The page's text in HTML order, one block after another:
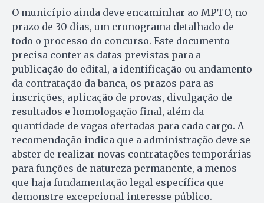
O município ainda deve encaminhar ao MPTO, no
prazo de 30 dias, um cronograma detalhado de
todo o processo do concurso. Este documento
precisa conter as datas previstas para a
publicação do edital, a identificação ou andamento
da contratação da banca, os prazos para as
inscrições, aplicação de provas, divulgação de
resultados e homologação final, além da
quantidade de vagas ofertadas para cada cargo. A
recomendação indica que a administração deve se
abster de realizar novas contratações temporárias
para funções de natureza permanente, a menos
que haja fundamentação legal específica que
demonstre excepcional interesse público.